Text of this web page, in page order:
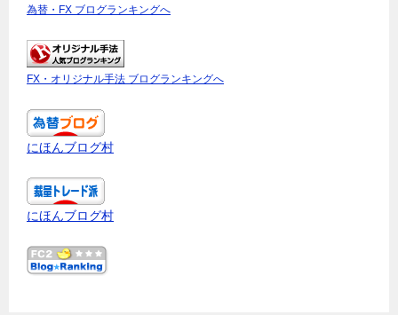
為替・FX ブログランキングへ
FX・オリジナル手法 ブログランキングへ
にほんブログ村
にほんブログ村